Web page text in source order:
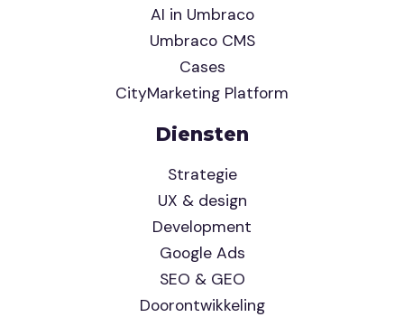
AI in Umbraco
Umbraco CMS
Cases
CityMarketing Platform
Diensten
Strategie
UX & design
Development
Google Ads
SEO & GEO
Doorontwikkeling